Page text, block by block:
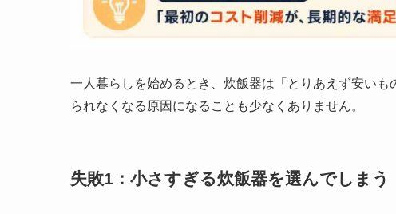
一人暮らしを始めるとき、炊飯器は「とりあえず安い
られなくなる原因になることも少なくありません。
失敗1：小さすぎる炊飯器を選んでしまう